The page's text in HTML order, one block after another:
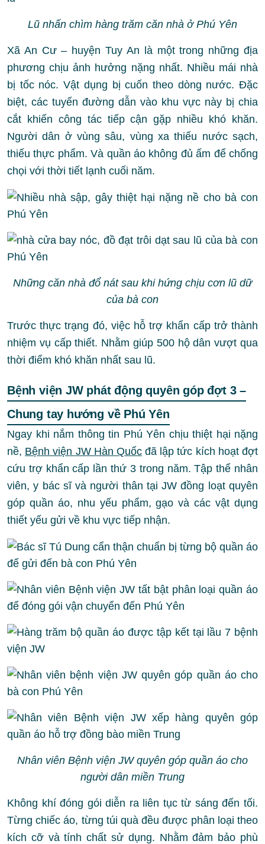
Lũ nhấn chìm hàng trăm căn nhà ở Phú Yên
Xã An Cư – huyện Tuy An là một trong những địa
phương chịu ảnh hưởng nặng nhất. Nhiều mái nhà
bị tốc nóc. Vật dụng bị cuốn theo dòng nước. Đặc
biệt, các tuyến đường dẫn vào khu vực này bị chia
cắt khiến công tác tiếp cận gặp nhiều khó khăn.
Người dân ở vùng sâu, vùng xa thiếu nước sạch,
thiếu thực phẩm. Và quần áo không đủ ấm để chống
chọi với thời tiết lạnh cuối năm.
Những căn nhà đổ nát sau khi hứng chịu cơn lũ dữ
của bà con
Trước thực trạng đó, việc hỗ trợ khẩn cấp trở thành
nhiệm vụ cấp thiết. Nhằm giúp 500 hộ dân vượt qua
thời điểm khó khăn nhất sau lũ.
Bệnh viện JW phát động quyên góp đợt 3 –
Chung tay hướng về Phú Yên
Ngay khi nắm thông tin Phú Yên chịu thiệt hại nặng
nề, Bệnh viện JW Hàn Quốcđã lập tức kích hoạt đợt
cứu trợ khẩn cấp lần thứ 3 trong năm. Tập thể nhân
viên, y bác sĩ và người thân tại JW đồng loạt quyên
góp quần áo, nhu yếu phẩm, gạo và các vật dụng
thiết yếu gửi về khu vực tiếp nhận.
Nhân viên Bệnh viện JW quyên góp quần áo cho
người dân miền Trung
Không khí đóng gói diễn ra liên tục từ sáng đến tối.
Từng chiếc áo, từng túi quà đều được phân loại theo
kích cỡ và tính chất sử dụng. Nhằm đảm bảo phù